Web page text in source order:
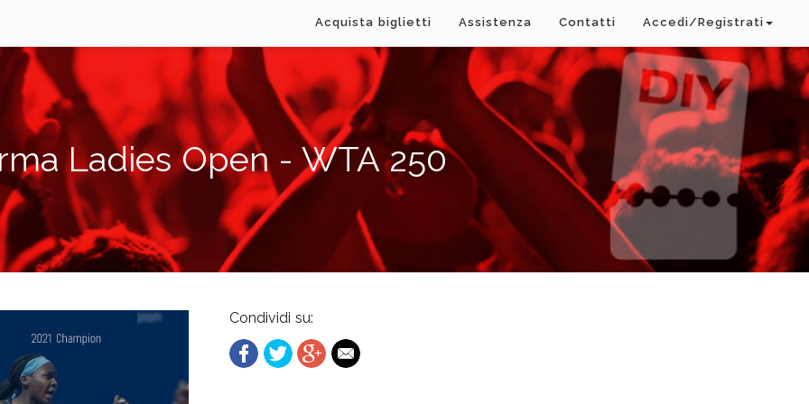
Acquista biglietti Assistenza Contatti Accedi/Registrati
Ladies Open - WTA 250
Condividi su: